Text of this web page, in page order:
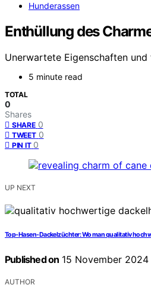
Hunderassen
Enthüllung des
Unerwartete Eigenschaften
5 minute read
TOTAL
0
Shares
SHARE 0
TWEET 0
PIN IT 0
UP NEXT
Top-Hasen-Dackelzüchter: Wo man qualitativ
Published on 15 November 2024
AUTHOR